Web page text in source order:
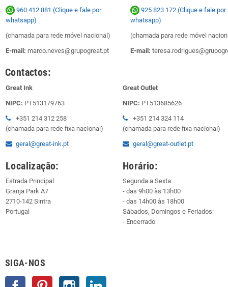
960 412 881 (Clique e fale por
whatsapp)
(chamada para rede móvel nacional)
E-mail: marco.neves@grupogreat.pt
925 823 172 (Clique e fale por
whatsapp)
(chamada para rede móvel
E-mail:
Contactos:
Great Ink
NIPC: PT513179763
+351 214 312 258
(chamada para rede fixa nacional)
geral@great-ink.pt
Great Outlet
NIPC: PT513685626
+351 214 324 114
(chamada para rede fixa nacional)
geral@great-outlet.pt
Localização:
Estrada Principal
Granja Park A7
2710-142 Sintra
Portugal
Horário:
Segunda a Sexta:
- das 9h00 às 13h00
- das 14h00 às 18h00
Sábados, Domingos e Feriados:
- Encerrado
SIGA-NOS
Facebook Pinterest Instagram